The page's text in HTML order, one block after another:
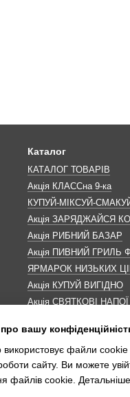
Каталог
КАТАЛОГ ТОВАРІВ
Акція КЛАССна 9-ка
КУПУЙ-МІКСУЙ-
Акція ЗАРЯДЖАЙСЯ
Акція РИБНИЙ БАЗАР
Акція ПИВНИЙ ГРИЛЬ
ЯРМАРОК НИЗЬКИХ
Акція КУПУЙ ВИГІДНО
Акція СВЯТКОВІ НАПОЇ
Акція ДО МАКОВЕЯ
ІНШІ АКЦІЇ
вашу
файли cookie
сайту. Ви можете
файлів cookie.